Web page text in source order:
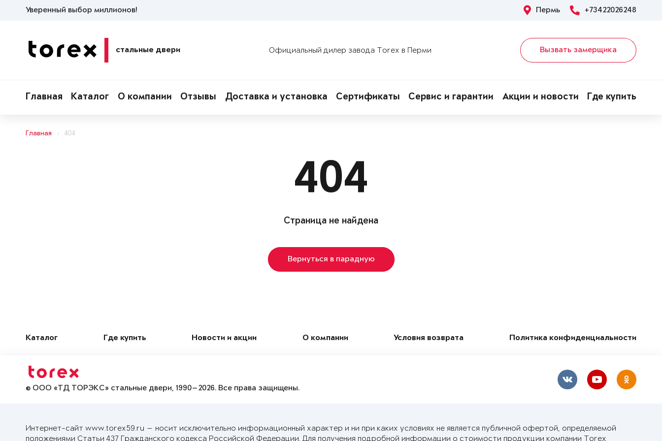
Уверенный выбор миллионов! Пермь +73422026248
стальные двери Официальный дилер завода Torex в Перми Вызвать замерщика
Главная Каталог О компании Отзывы Доставка и установка Сертификаты Сервис и гарантии Акции и новости Где купить
Главная 404
404
Страница не найдена
Вернуться в парадную
Каталог Где купить Новости и акции О компании Условия возврата Политика конфиденциальности
© ООО «ТД ТОРЭКС» стальные двери, 1990—2026. Все права защищены.
Интернет-сайт www.torex59.ru — носит исключительно информационный характер и ни при каких условиях не является публичной офертой, определяемой
положениями Статьи 437 Гражданского кодекса Российской Федерации. Для получения подробной информации о стоимости продукции компании Torex